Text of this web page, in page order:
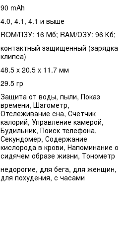
90 mAh
4.0, 4.1, 4.1 и выше
ROM/ПЗУ: 16 Мб; RAM/ОЗУ: 96 Кб;
контактный защищенный (зарядка
клипса)
48.5 x 20.5 x 11.7 мм
29.5 гр
Защита от воды, пыли, Показ
времени, Шагометр,
Отслеживание сна, Счетчик
калорий, Управление камерой,
Будильник, Поиск телефона,
Секундомер, Содержание
кислорода в крови, Напоминание о
сидячем образе жизни, Тонометр
недорогие, для бега, для женщин,
для похудения, с часами